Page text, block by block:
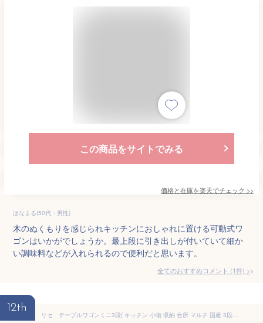
この商品をサイトでみる
価格と在庫を楽天でチェック >>
はなまる(50代・男性)
木のぬくもりを感じられキッチンにおしゃれに置ける可動式ワ
ゴンはいかがでしょうか。最上段に引き出しが付いていて細か
い調味料などが入れられるので便利だと思います。
全てのおすすめコメント (1件) >
12th
リセ テーブルワゴンミニ3段( キッチン 小物 収納 台所 マルチ 国産 3段 キャスター付 ラック 脱衣所 洗面所 ランドリーラック マルチワゴン エステワゴン サイドワゴン 多目的ワゴン ベビーワゴン キッチンストッカー 日本製 )